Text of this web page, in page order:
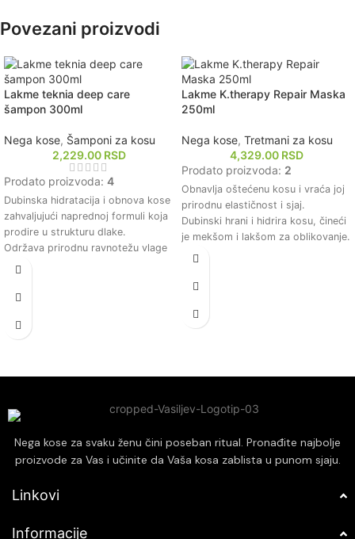
Povezani proizvodi
Lakme teknia deep care
šampon 300ml
Nega kose, Šamponi za kosu
2,229.00 RSD
Prodato proizvoda: 4
Dubinska hidratacija i obnova kose
zahvaljujući naprednoj formuli koja
prodire u strukturu dlake.
Održava prirodnu ravnotežu vlage
u kosi, čineći je mekom i sjajnom.
uzrokovanih spoljnim faktorima i
Pogodan za sve tipove kose,
Obogaćen prirodnim sastojcima
Lakme K.therapy Repair Maska
250ml
Nega kose, Tretmani za kosu
4,329.00 RSD
Prodato proizvoda: 2
Obnavlja oštećenu kosu i vraća joj
prirodnu elastičnost i sjaj.
Dubinski hrani i hidrira kosu, čineći
je mekšom i lakšom za oblikovanje.
Sadrži prirodne sastojke koji
oštećenja.
smanjujući lomljenje i ispucale
kod kuće.
Nega kose za svaku ženu čini poseban ritual. Pronađite najbolje
proizvode za Vas i učinite da Vaša kosa zablista u punom sjaju.
Linkovi
Informacije